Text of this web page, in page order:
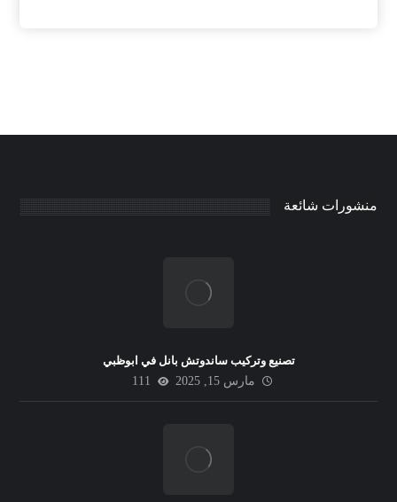
منشورات شائعة
تصنيع وتركيب ساندوتش بانل في ابوظبي
مارس 15, 2025
111